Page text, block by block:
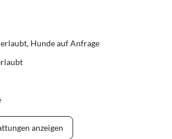
Hunde auf Anfrage
anzeigen